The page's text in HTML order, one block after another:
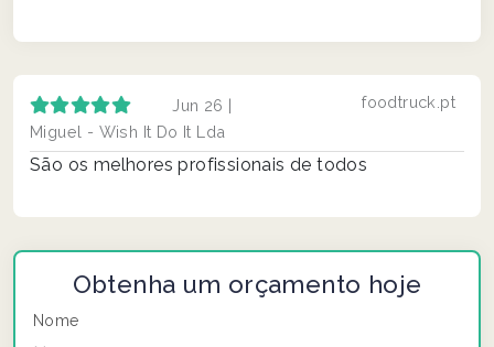
foodtruck.pt
Jun 26 |
Miguel - Wish It Do It Lda
São os melhores profissionais de todos
Obtenha um orçamento hoje
Nome